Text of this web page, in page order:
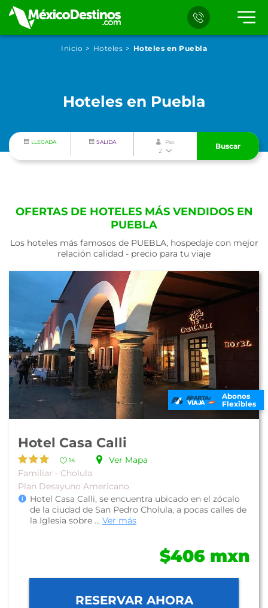
Inicio Hoteles Hoteles en Puebla
Hoteles en Puebla
LLEGADA SALIDA Pax
2
Buscar
OFERTAS DE HOTELES MÁS VENDIDOS EN
PUEBLA
Los hoteles más famosos de PUEBLA, hospedaje con mejor
relación calidad - precio para tu viaje
Abonos
Flexibles
Hotel Casa Calli
14
Ver Mapa
Familiar - Cholula
Plan Desayuno Americano
Hotel Casa Calli, se encuentra ubicado en el zócalo
de la ciudad de San Pedro Cholula, a pocas calles de
la Iglesia sobre ... Ver más
$406 mxn
RESERVAR AHORA